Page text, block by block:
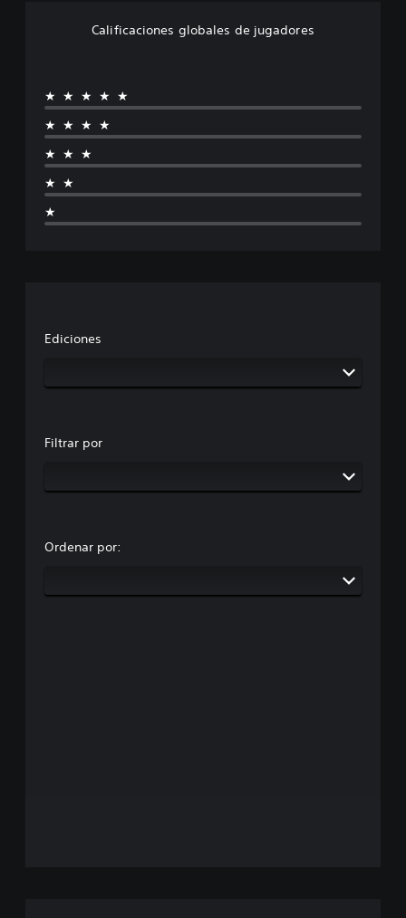
Calificaciones globales de jugadores
★★★★★
★★★★
★★★
★★
★
Ediciones
Filtrar por
Ordenar por: